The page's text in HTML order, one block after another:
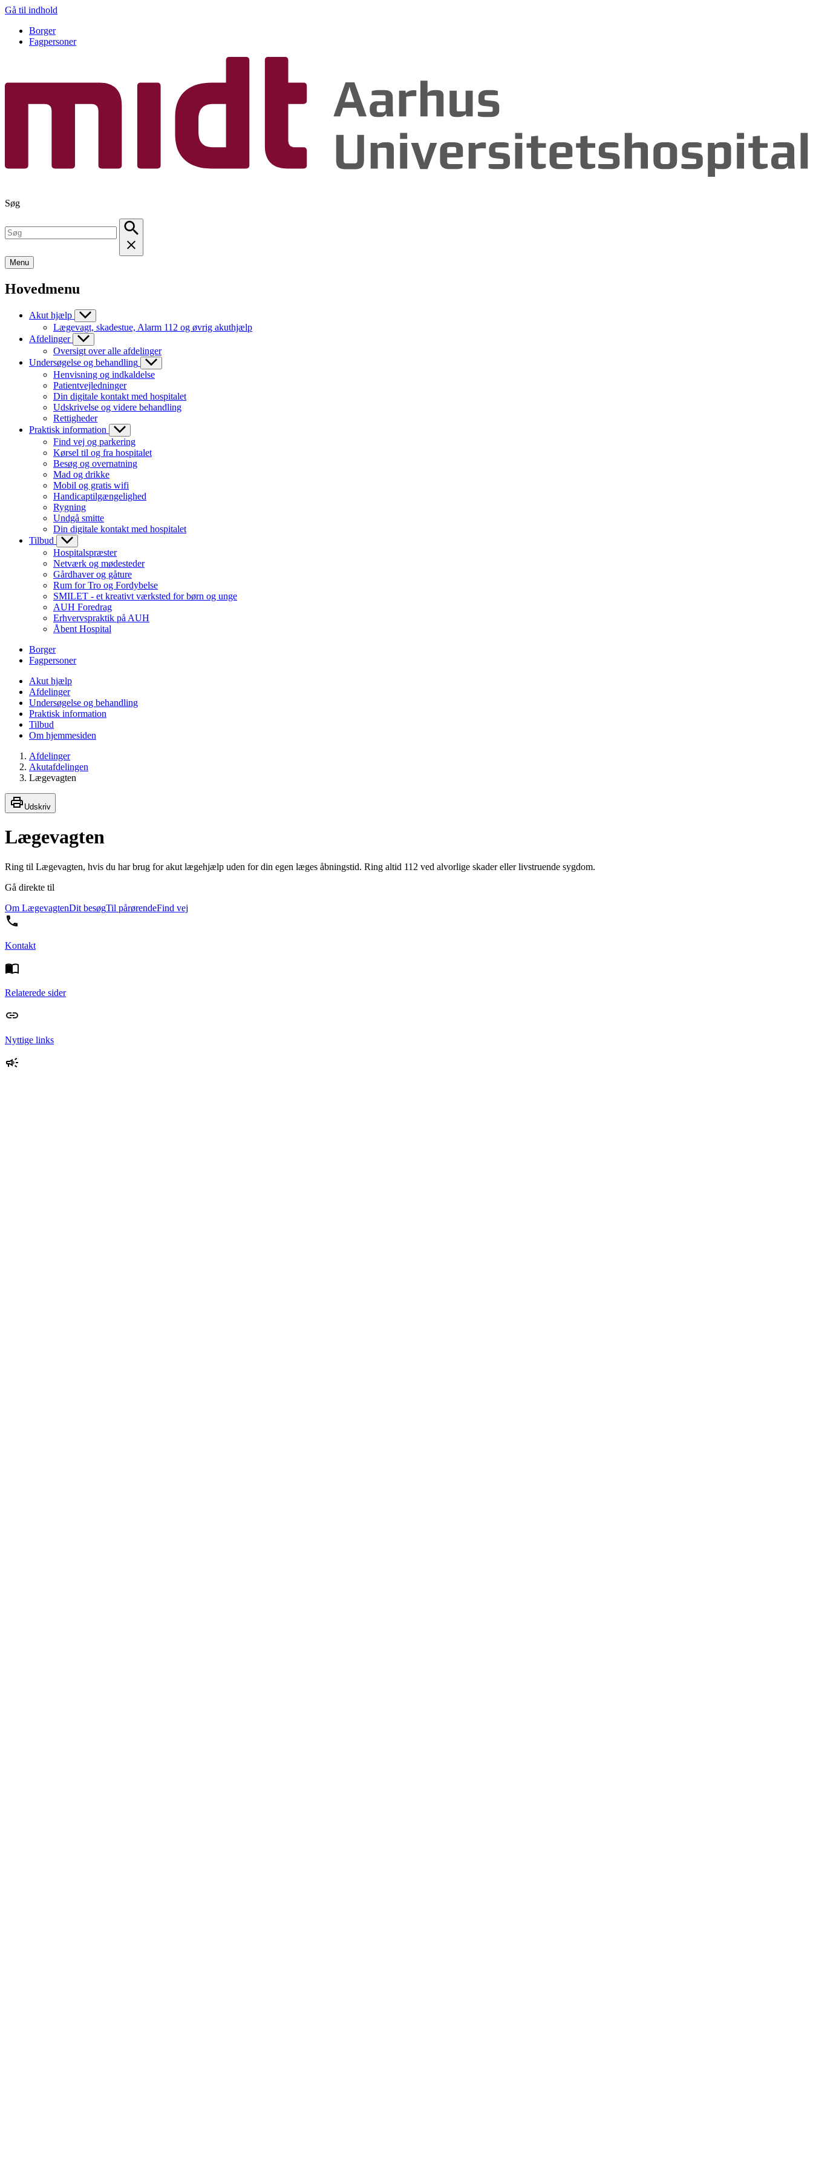
Gå til indhold
Borger
Fagpersoner
Søg
Menu
Hovedmenu
Akut hjælp
Lægevagt, skadestue, Alarm 112 og øvrig akuthjælp
Afdelinger
Oversigt over alle afdelinger
Undersøgelse og behandling
Henvisning og indkaldelse
Patientvejledninger
Din digitale kontakt med hospitalet
Udskrivelse og videre behandling
Rettigheder
Praktisk information
Find vej og parkering
Kørsel til og fra hospitalet
Besøg og overnatning
Mad og drikke
Mobil og gratis wifi
Handicaptilgængelighed
Rygning
Undgå smitte
Din digitale kontakt med hospitalet
Tilbud
Hospitalspræster
Netværk og mødesteder
Gårdhaver og gåture
Rum for Tro og Fordybelse
SMILET - et kreativt værksted for børn og unge
AUH Foredrag
Erhvervspraktik på AUH
Åbent Hospital
Borger
Fagpersoner
Akut hjælp
Afdelinger
Undersøgelse og behandling
Praktisk information
Tilbud
Om hjemmesiden
Afdelinger
Akutafdelingen
Lægevagten
Udskriv
Lægevagten
Ring til Lægevagten, hvis du har brug for akut lægehjælp uden for din egen læges åbningstid. Ring altid 112 ved alvorlige skader eller livstruende sygdom.
Gå direkte til
Om LægevagtenDit besøgTil pårørendeFind vej
Kontakt
Relaterede sider
Nyttige links